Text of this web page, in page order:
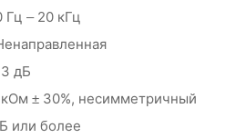
Гц – 20 кГц
дБ
± 30%, несимметричный
или более